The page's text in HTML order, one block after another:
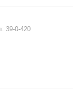
39-0-420